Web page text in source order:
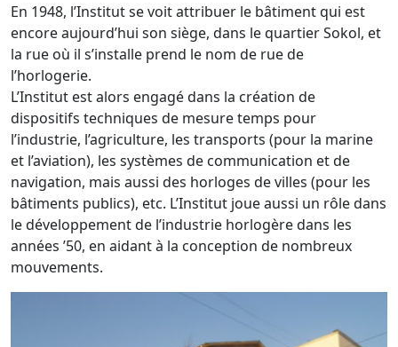
En 1948, l’Institut se voit attribuer le bâtiment qui est
encore aujourd’hui son siège, dans le quartier Sokol, et
la rue où il s’installe prend le nom de rue de
l’horlogerie.
L’Institut est alors engagé dans la création de
dispositifs techniques de mesure temps pour
l’industrie, l’agriculture, les transports (pour la marine
et l’aviation), les systèmes de communication et de
navigation, mais aussi des horloges de villes (pour les
bâtiments publics), etc. L’Institut joue aussi un rôle dans
le développement de l’industrie horlogère dans les
années ’50, en aidant à la conception de nombreux
mouvements.